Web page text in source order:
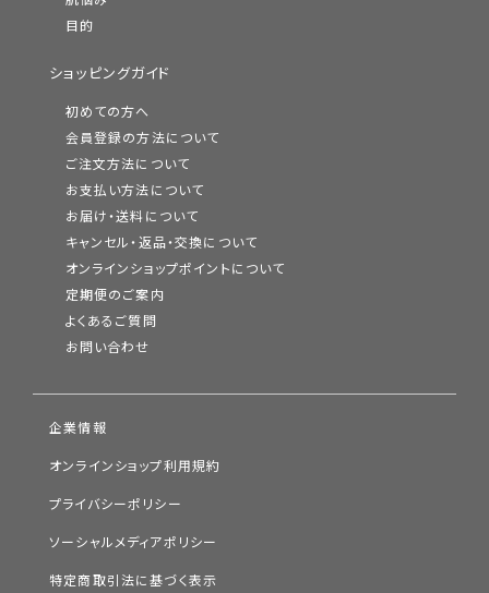
目的
ショッピングガイド
初めての方へ
会員登録の方法について
ご注文方法について
お支払い方法について
お届け・送料について
キャンセル・返品・交換について
オンラインショップポイントについて
定期便のご案内
よくあるご質問
お問い合わせ
企業情報
オンラインショップ利用規約
プライバシーポリシー
ソーシャルメディアポリシー
特定商取引法に基づく表示